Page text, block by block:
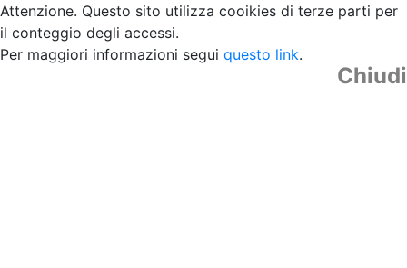
Attenzione. Questo sito utilizza cooikies di terze parti per
il conteggio degli accessi.
Per maggiori informazioni segui questo link.
Chiudi